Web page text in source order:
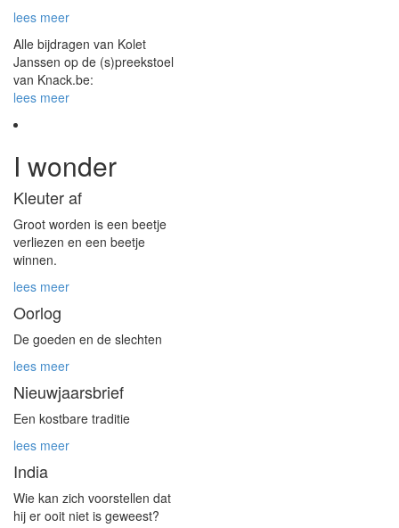
lees meer
Alle bijdragen van Kolet
Janssen op de (s)preekstoel
van Knack.be:
lees meer
I wonder
Kleuter af
Groot worden is een beetje
verliezen en een beetje
winnen.
lees meer
Oorlog
De goeden en de slechten
lees meer
Nieuwjaarsbrief
Een kostbare traditie
lees meer
India
Wie kan zich voorstellen dat
hij er ooit niet is geweest?